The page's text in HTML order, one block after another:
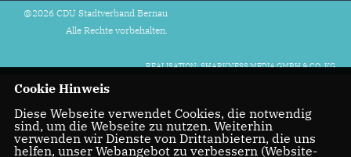
@2026 CDU Stadtverband Bernau
Alle Rechte vorbehalten.
REALISATION: SHARKNESS MEDIA GMBH & CO. KG
Cookie Hinweis
Diese Webseite verwendet Cookies, die notwendig
sind, um die Webseite zu nutzen. Weiterhin
verwenden wir Dienste von Drittanbietern, die uns
helfen, unser Webangebot zu verbessern (Website-